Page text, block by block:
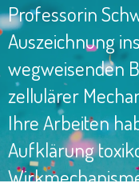
Professorin
Auszeichnung
wegweisenden
zellulärer
Ihre Arbeiten
Aufklärung